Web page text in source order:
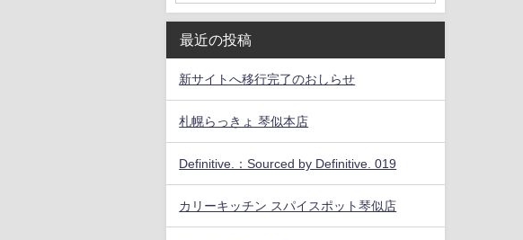
最近の投稿
新サイトへ移行完了のおしらせ
札幌らっきょ 琴似本店
Definitive.：Sourced by Definitive. 019
カリーキッチン スパイスポット琴似店